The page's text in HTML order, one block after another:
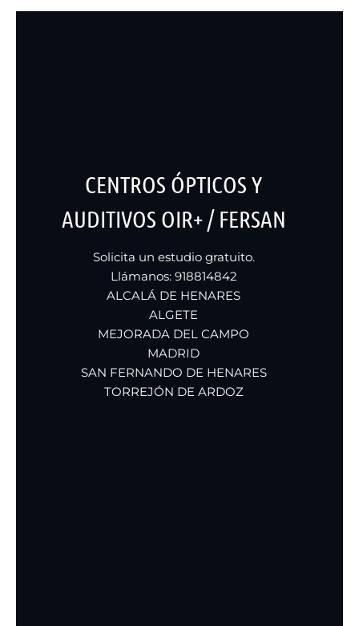
CENTROS ÓPTICOS Y
AUDITIVOS OIR+ / FERSAN
Solicita un estudio gratuito.
Llámanos: 918814842
ALCALÁ DE HENARES
ALGETE
MEJORADA DEL CAMPO
MADRID
SAN FERNANDO DE HENARES
TORREJÓN DE ARDOZ